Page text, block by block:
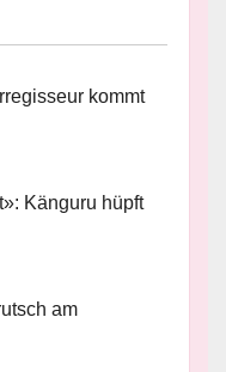
kommt
Känguru hüpft
am